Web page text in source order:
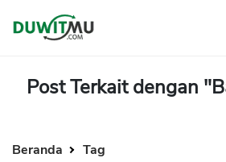
Reksadana
Bitcoin
Asuransi
Kartu Kredit
Post Terkait dengan
Beranda Tag